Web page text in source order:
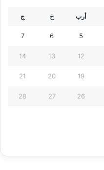
أرب خ ج
5
6
7
12
13
14
19
20
21
26
27
28